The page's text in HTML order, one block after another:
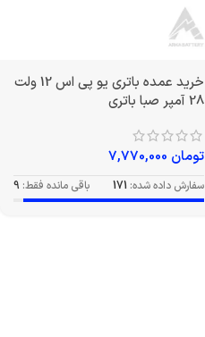
خرید عمده باتری یو پی اس 12 ولت
28 آمپر صبا باتری
تومان
سفارش داده شده: 171 باقی مانده فقط: 9